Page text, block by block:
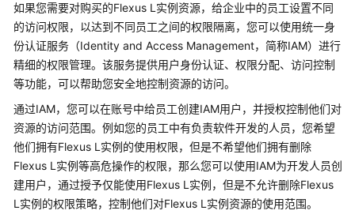
新
动
态
产
品
绍
图
解
Flexus
如果您需要对购买的Flexus L实例资源，给企业中的员工设置不同
的访问权限，以达到不同员工之间的权限隔离，您可以使用统一身
份认证服务（Identity and Access Management，简称IAM）进行
精细的权限管理。该服务提供用户身份认证、权限分配、访问控制
等功能，可以帮助您安全地控制资源的访问。
通过IAM，您可以在账号中给员工创建IAM用户，并授权控制他们对
资源的访问范围。例如您的员工中有负责软件开发的人员，您希望
他们拥有Flexus L实例的使用权限，但是不希望他们拥有删除
Flexus L实例等高危操作的权限，那么您可以使用IAM为开发人员创
建用户，通过授予仅能使用Flexus L实例，但是不允许删除Flexus
L实例的权限策略，控制他们对Flexus L实例资源的使用范围。